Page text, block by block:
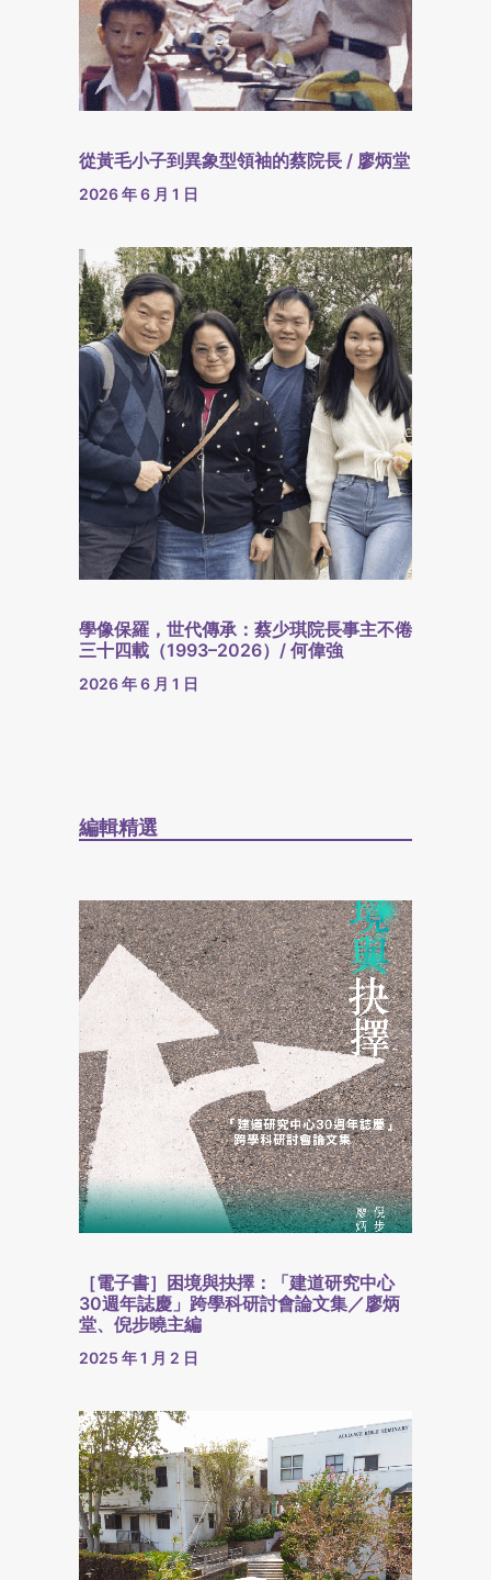
從黃毛小子到異象型領袖的蔡院長 / 廖炳堂
2026 年 6 月 1 日
學像保羅，世代傳承：蔡少琪院長事主不倦
三十四載（1993–2026）/ 何偉強
2026 年 6 月 1 日
編輯精選
［電子書］困境與抉擇：「建道研究中心
30週年誌慶」跨學科研討會論文集／廖炳
堂、倪步曉主編
2025 年 1 月 2 日